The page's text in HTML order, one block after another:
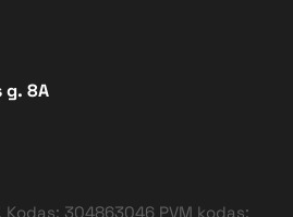
g. 8A
304863046 PVM kodas: